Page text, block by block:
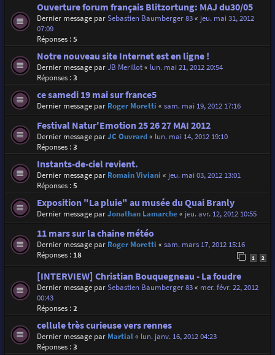
Ouverture forum français Blitzortung: MAJ du30/05
Dernier message parSebastien Baumberger 83« jeu. mai 31, 2012
07:09
Réponses :5
Notre nouveau site Internet est en ligne !
Dernier message parJB Merillot« lun. mai 21, 2012 20:54
Réponses :3
ce samedi 19 mai sur france5
Dernier message par Roger Moretti « sam. mai 19, 2012 17:16
Festival Natur'Emotion 25 26 27 MAI 2012
Dernier message parJC Ouvrard« lun. mai 14, 2012 19:10
Réponses :3
Instants-de-ciel revient.
Dernier message par Romain Viviani « jeu. mai 03, 2012 13:01
Réponses :5
Exposition "La pluie" au musée du Quai Branly
Dernier message parJonathan Lamarche« jeu. avr. 12, 2012 10:55
11 mars sur la chaine météo
Dernier message par Roger Moretti « sam. mars 17, 2012 15:16
Réponses : 18 1 2
[INTERVIEW] Christian Bouquegneau - La foudre
Dernier message parSebastien Baumberger 83« mer. févr. 22, 2012
00:43
Réponses :2
cellule très curieuse vers rennes
Dernier message par Martial« lun. janv. 16, 2012 04:23
Réponses :3